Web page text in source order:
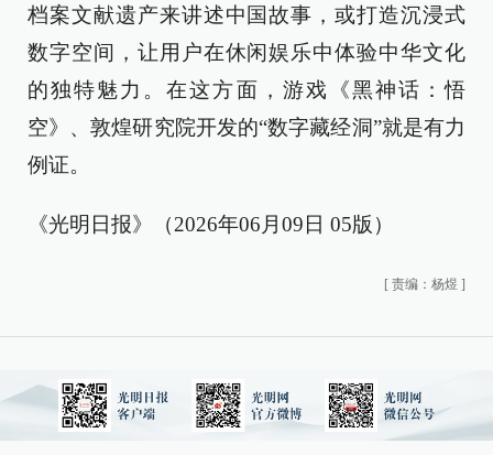
档案文献遗产来讲述中国故事，或打造沉浸式
数字空间，让用户在休闲娱乐中体验中华文化
的独特魅力。在这方面，游戏《黑神话：悟
空》、敦煌研究院开发的“数字藏经洞”就是有力
例证。
《光明日报》（2026年06月09日 05版）
[ 责编：杨煜 ]